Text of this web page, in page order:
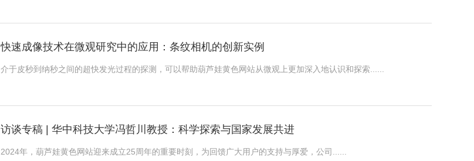
快速成像技术在微观研究中的应用：条纹相机的创新实例
介于皮秒到纳秒之间的超快发光过程的探测，可以帮助葫芦娃黄色网站从微观上更加深入地认识和探索......
访谈专稿 | 华中科技大学冯哲川教授：科学探索与国家发展共进
2024年，葫芦娃黄色网站迎来成立25周年的重要时刻，为回馈广大用户的支持与厚爱，公司......